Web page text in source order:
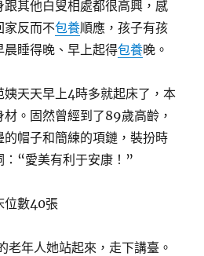
跟其他白叟相處都很高興，感
家反而不包養順應，孩子有孩
睡得晚、早上起得包養晚。
姨天天早上4時多就起床了，本
。固然曾經到了89歲高齡，
帽子和簡練的項鏈，裝扮時
“愛美有利于安康！”
數40張
年人她站起來，走下講臺。